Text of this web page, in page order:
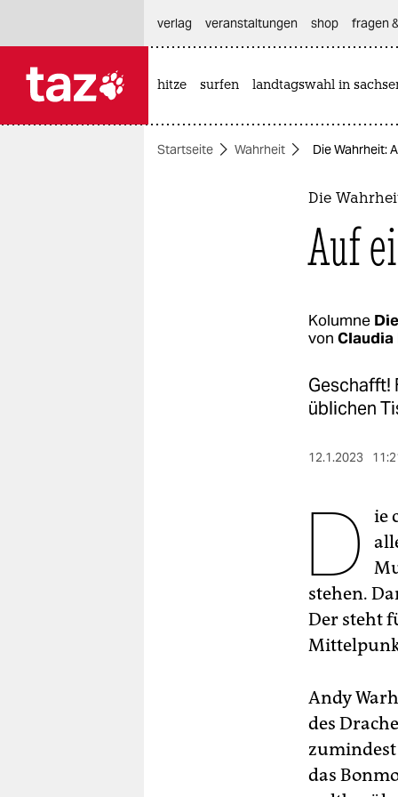
themen
verlag
veranstaltungen shop fragen
hitze surfen landtagswahl in
Startseite Wahrheit Die Wahrheit:
Die
Auf
Kolumne
von Claudia
Geschafft!
üblichen
12.1.2023
D
ie
stehen.
Der steht
Andy
des
zumindest
das